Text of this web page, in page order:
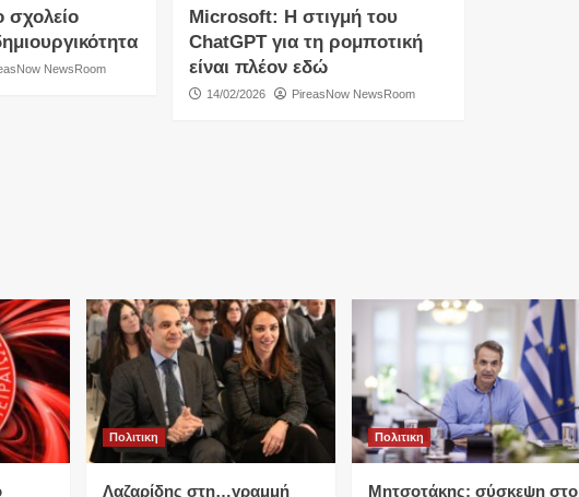
NewsRoom
Microsoft: Η στιγμή του
ChatGPT για τη ρομποτική
είναι πλέον εδώ
14/02/2026 PireasNow NewsRoom
Πολιτικη
Λαζαρίδης στη…γραμμή
Πολιτικη
Μητσοτάκης: σύσκεψη στο